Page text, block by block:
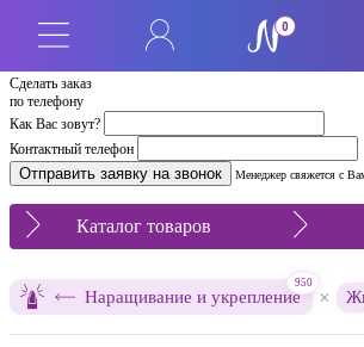
Сделать заказ
по телефону
Как Вас зовут?
Контактный телефон
Менеджер свяжется с
0
Каталог товаров
Наращивание и укрепление
950
×